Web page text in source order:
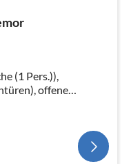
(1 Pers.)),
offene
Spülmaschine,